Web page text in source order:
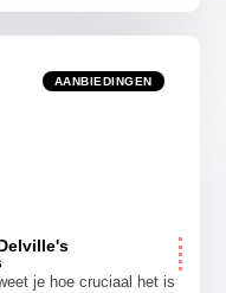
AANBIEDINGEN
je hoe cruciaal het is